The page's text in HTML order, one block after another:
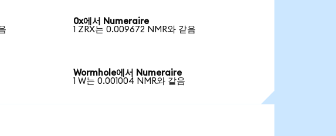
0x에서 Numeraire
1 ZRX는 0.009672 NMR와 같음
Wormhole에서 Numeraire
1 W는 0.001004 NMR와 같음